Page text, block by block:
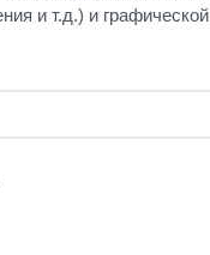
и т.д.) и графической